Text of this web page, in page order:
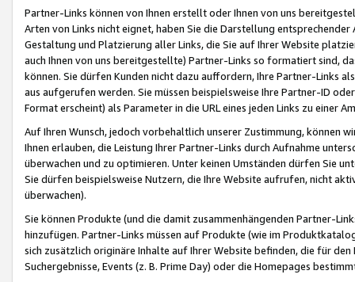
Partner-Links können von Ihnen erstellt oder Ihnen von uns
Arten von Links nicht eignet, haben Sie die Darstellung
Gestaltung und Platzierung aller Links, die Sie auf Ihrer Website
auch Ihnen von uns bereitgestellte) Partner-Links so formatiert sind,
können. Sie dürfen Kunden nicht dazu auffordern, Ihre Partner-Links
aus aufgerufen werden. Sie müssen beispielsweise Ihre Partner-ID
Format erscheint) als Parameter in die URL eines jeden Links zu einer
Auf Ihren Wunsch, jedoch vorbehaltlich unserer Zustimmung, können
Ihnen erlauben, die Leistung Ihrer Partner-Links durch Aufnahme
überwachen und zu optimieren. Unter keinen Umständen dürfen Sie
Sie dürfen beispielsweise Nutzern, die Ihre Website aufrufen, nicht
überwachen).
Sie können Produkte (und die damit zusammenhängenden Partner-
hinzufügen. Partner-Links müssen auf Produkte (wie im
sich zusätzlich originäre Inhalte auf Ihrer Website befinden, die für
Suchergebnisse, Events (z. B. Prime Day) oder die Homepages